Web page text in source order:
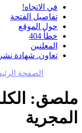
في الاتجاه!
تفاصيل الفتحة
حول الموقع
خطأ 404
المعلنين
تعاون. شهادة
الصفحة
ملصق:
المجرية